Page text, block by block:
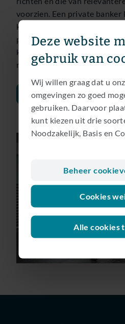
Deze website
gebruik van
Wij willen graag dat u
omgevingen zo goed
gebruiken. Daarvoor
kunt kiezen uit drie
Noodzakelijk, Basis en
Alle cookies
Beheer
Cookies
voorzien. Een private banker
kinderen’ selecteren en
podcast over schenkingen
klanten die kinderen hebben.
meer klanttevredenheid.
Bekijk